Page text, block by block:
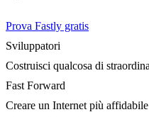
Prova Fastly gratis
Sviluppatori
Costruisci qualcosa di
Fast Forward
Creare un Internet più affidabile